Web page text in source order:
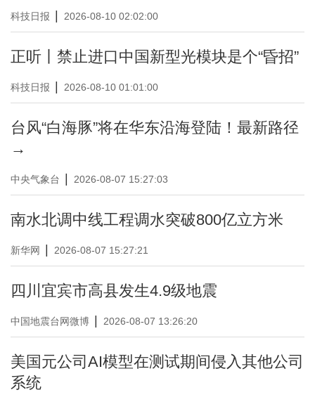
科技日报 2026-08-10 02:02:00
正听丨禁止进口中国新型光模块是个“昏招”
科技日报 2026-08-10 01:01:00
台风“白海豚”将在华东沿海登陆！最新路径
→
中央气象台 2026-08-07 15:27:03
南水北调中线工程调水突破800亿立方米
新华网 2026-08-07 15:27:21
四川宜宾市高县发生4.9级地震
中国地震台网微博 2026-08-07 13:26:20
美国元公司AI模型在测试期间侵入其他公司
系统